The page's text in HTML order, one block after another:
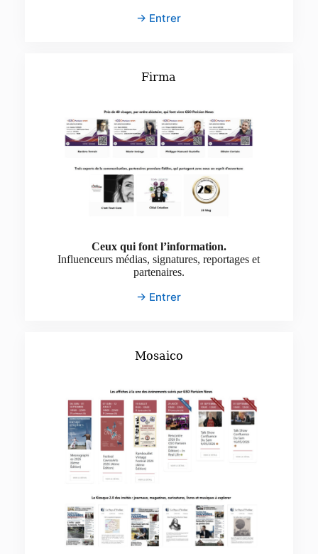
→ Entrer
Firma
Ceux qui font l’information.
Influenceurs médias, signatures, reportages et
partenaires.
→ Entrer
Mosaico